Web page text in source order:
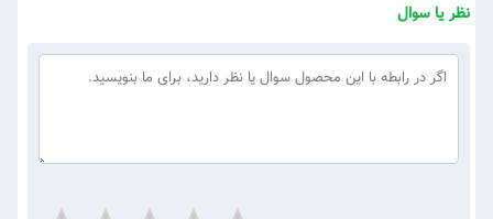
نظر یا سوال